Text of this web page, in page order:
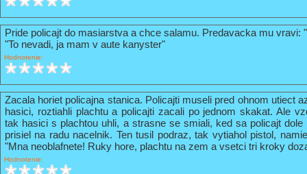
Pride policajt do masiarstva a chce salamu. Predavacka mu vravi:
"To nevadi, ja mam v aute kanyster"
Hodnotenie:
Zacala horiet policajna stanica. Policajti museli pred ohnom utiect
hasici, roztiahli plachtu a policajti zacali po jednom skakat. Ale
tak hasici s plachtou uhli, a strasne se smiali, ked sa policajt
prisiel na radu nacelnik. Ten tusil podraz, tak vytiahol pistol,
"Mna neoblafnete! Ruky hore, plachtu na zem a vsetci tri kroky
Hodnotenie: